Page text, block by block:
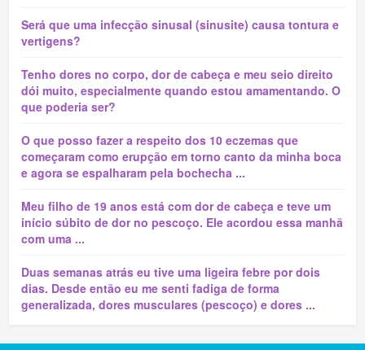
Será que uma infecção sinusal (sinusite) causa tontura e
vertigens?
Tenho dores no corpo, dor de cabeça e meu seio direito
dói muito, especialmente quando estou amamentando. O
que poderia ser?
O que posso fazer a respeito dos 10 eczemas que
começaram como erupção em torno canto da minha boca
e agora se espalharam pela bochecha ...
Meu filho de 19 anos está com dor de cabeça e teve um
início súbito de dor no pescoço. Ele acordou essa manhã
com uma ...
Duas semanas atrás eu tive uma ligeira febre por dois
dias. Desde então eu me senti fadiga de forma
generalizada, dores musculares (pescoço) e dores ...